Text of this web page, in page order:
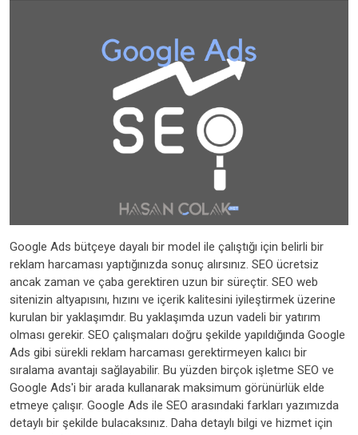
Google Ads bütçeye dayalı bir model ile çalıştığı için belirli bir
reklam harcaması yaptığınızda sonuç alırsınız. SEO ücretsiz
ancak zaman ve çaba gerektiren uzun bir süreçtir. SEO web
sitenizin altyapısını, hızını ve içerik kalitesini iyileştirmek üzerine
kurulan bir yaklaşımdır. Bu yaklaşımda uzun vadeli bir yatırım
olması gerekir. SEO çalışmaları doğru şekilde yapıldığında Google
Ads gibi sürekli reklam harcaması gerektirmeyen kalıcı bir
sıralama avantajı sağlayabilir. Bu yüzden birçok işletme SEO ve
Google Ads'i bir arada kullanarak maksimum görünürlük elde
etmeye çalışır. Google Ads ile SEO arasındaki farkları yazımızda
detaylı bir şekilde bulacaksınız. Daha detaylı bilgi ve hizmet için